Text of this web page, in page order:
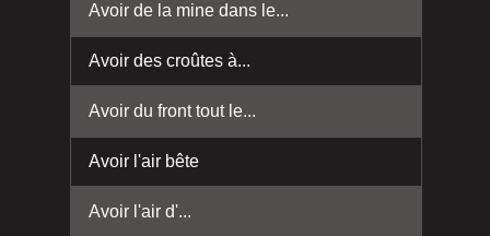
Avoir de la mine dans le...
Avoir des croûtes à...
Avoir du front tout le...
Avoir l'air bête
Avoir l'air d'...